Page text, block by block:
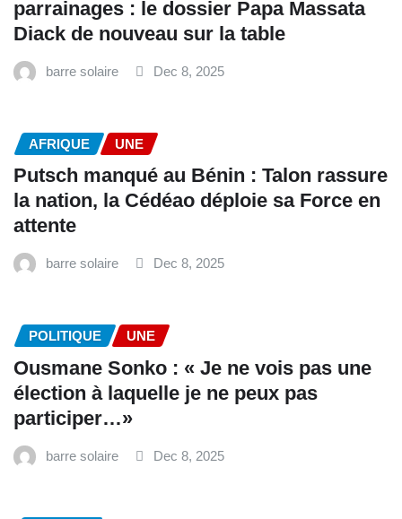
parrainages : le dossier Papa Massata
Diack de nouveau sur la table
barre solaire Dec 8, 2025
AFRIQUE UNE
Putsch manqué au Bénin : Talon rassure
la nation, la Cédéao déploie sa Force en
attente
barre solaire Dec 8, 2025
POLITIQUE UNE
Ousmane Sonko : « Je ne vois pas une
élection à laquelle je ne peux pas
participer…»
barre solaire Dec 8, 2025